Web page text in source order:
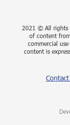
2021 © All rights
of content
commercial
content is